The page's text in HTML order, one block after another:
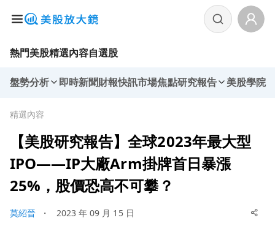
熱門美股精選內容自選股
盤勢分析 即時新聞財報快訊市場焦點研究報告 美股學院
精選內容
【美股研究報告】全球2023年最大型
IPO——IP大廠Arm掛牌首日暴漲
25%，股價恐高不可攀？
莫紹晉 ・ 2023 年 09 月 15 日